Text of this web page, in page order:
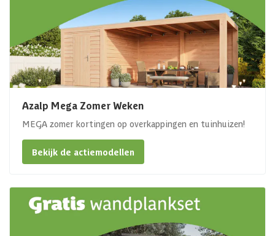
Azalp Mega Zomer Weken
MEGA zomer kortingen op overkappingen en tuinhuizen!
Bekijk de actiemodellen